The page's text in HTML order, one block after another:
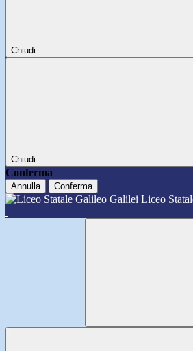
Chiudi
Chiudi
Conferma
Annulla Conferma
Liceo